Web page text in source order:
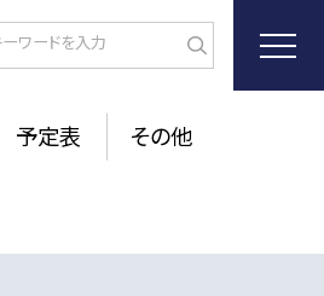
予定表 その他